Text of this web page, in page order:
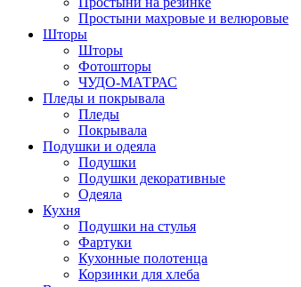
Простыни махровые и велюровые
Шторы
Шторы
Фотошторы
ЧУДО-МАТРАС
Пледы и покрывала
Пледы
Покрывала
Подушки и одеяла
Подушки
Подушки декоративные
Одеяла
Кухня
Подушки на стулья
Фартуки
Кухонные полотенца
Корзинки для хлеба